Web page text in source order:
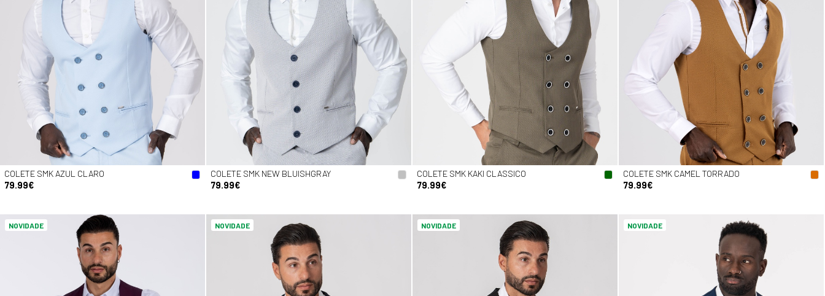
COLETE SMK AZUL CLARO
79.99€
COLETE SMK NEW BLUISHGRAY
79.99€
COLETE SMK KAKI CLASSICO
79.99€
COLETE SMK CAMEL TORRADO
79.99€
NOVIDADE NOVIDADE NOVIDADE NOVIDADE